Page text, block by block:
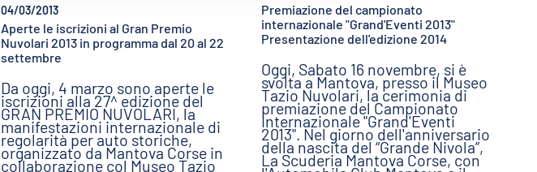
04/03/2013
Aperte le iscrizioni al Gran Premio
Nuvolari 2013 in programma dal 20 al 22
settembre
Da oggi, 4 marzo sono aperte le
iscrizioni alla 27^ edizione del
GRAN PREMIO NUVOLARI, la
manifestazioni internazionale di
regolarità per auto storiche,
organizzato da Mantova Corse in
collaborazione col Museo Tazio
Premiazione del campionato
internazionale "Grand'Eventi 2013"
Presentazione dell'edizione 2014
Oggi, Sabato 16 novembre, si è
svolta a Mantova, presso il Museo
Tazio Nuvolari, la cerimonia di
premiazione del Campionato
Internazionale "Grand'Eventi
2013". Nel giorno dell'anniversario
della nascita del “Grande Nivola”,
La Scuderia Mantova Corse, con